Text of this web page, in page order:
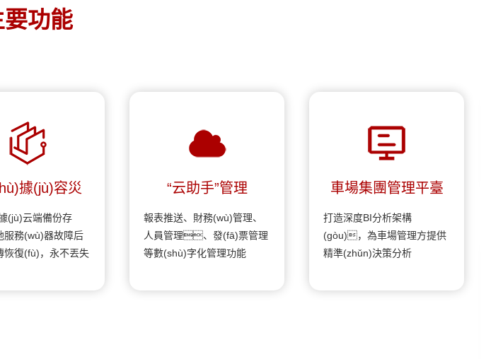
要功能
據(jù)容災
(zāi)備份
(jù)云端備份存
服務(wù)器故障后
恢復(fù)，永不丟失
“云助手”管理
報表推送、財務(wù)管理、
人員管理、發(fā)票管理
等數(shù)字化管理功能
車場集團管理平臺
打造深度BI分析架構
(gòu)，為車場管理方提供
精準(zhǔn)決策分析